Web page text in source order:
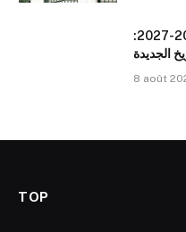
تعديل رزنامة الدخول المدرسي 2026-2027:
الجديدة
8 août
TOP